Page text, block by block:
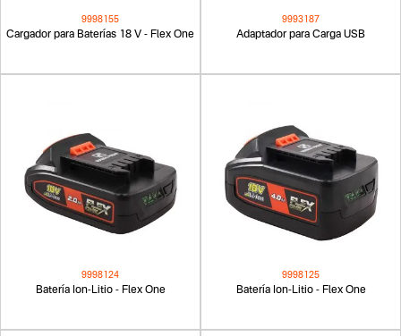
Cargador para Baterías 18 V - Flex One
9998155
Adaptador para Carga USB
9993187
Batería Ion-Litio - Flex One
9998124
Batería Ion-Litio - Flex One
9998125